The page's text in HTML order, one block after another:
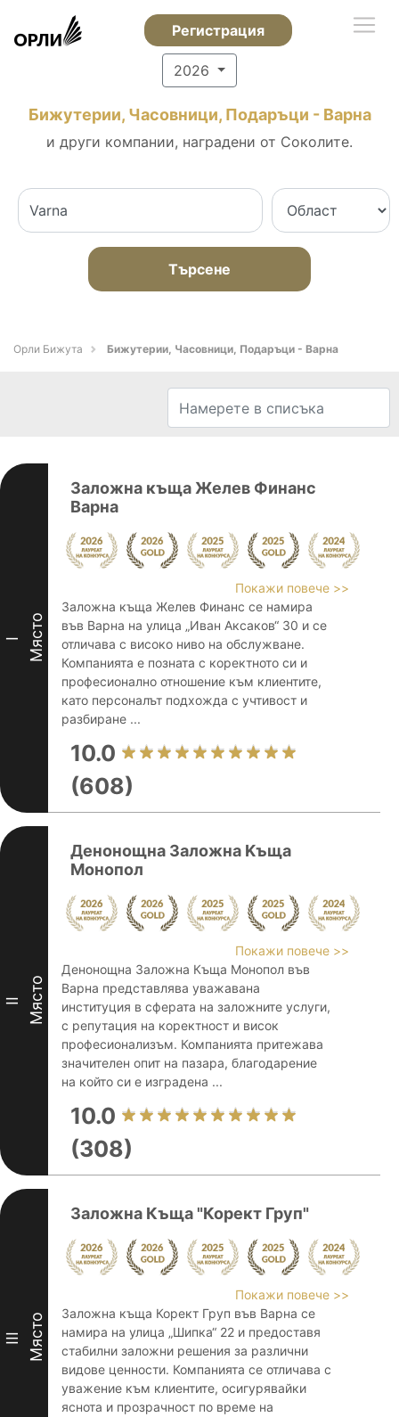
Регистрация
2026
Бижутерии, Часовници, Подаръци - Варна
и други компании, наградени от Соколите.
Търсене
Орли Бижута Бижутерии, Часовници, Подаръци - Варна
I Място
Заложна къща Желев Финанс
Варна
Покажи повече >>
Заложна къща Желев Финанс се намира
във Варна на улица „Иван Аксаков“ 30 и се
отличава с високо ниво на обслужване.
Компанията е позната с коректното си и
професионално отношение към клиентите,
като персоналът подхожда с учтивост и
разбиране ...
10.0
(608)
II Място
Денонощна Заложна Kъща
Монопол
Покажи повече >>
Денонощна Заложна Къща Монопол във
Варна представлява уважавана
институция в сферата на заложните услуги,
с репутация на коректност и висок
професионализъм. Компанията притежава
значителен опит на пазара, благодарение
на който си е изградена ...
10.0
(308)
III Място
Заложна Къща "Корект Груп"
Покажи повече >>
Заложна къща Корект Груп във Варна се
намира на улица „Шипка“ 22 и предоставя
стабилни заложни решения за различни
видове ценности. Компанията се отличава с
уважение към клиентите, осигурявайки
яснота и прозрачност по време на